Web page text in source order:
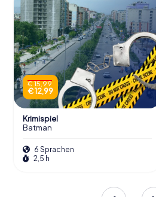
€ 15,99
€ 12,99
Krimispiel
Batman
6 Sprachen
2,5 h